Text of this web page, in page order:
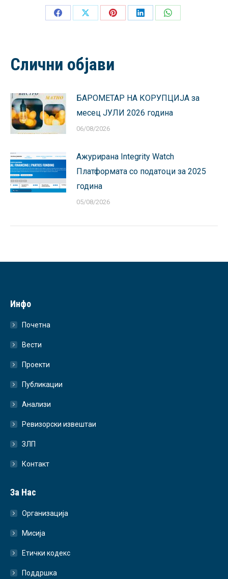
Share
Share
Share
Share
Share
Слични објави
БАРОМЕТАР НА КОРУПЦИЈА за
месец ЈУЛИ 2026 година
06/08/2026
Ажурирана Integrity Watch
Платформата со податоци за 2025
година
05/08/2026
Инфо
Почетна
Вести
Проекти
Публикации
Анализи
Ревизорски извештаи
ЗЛП
Контакт
За Нас
Организација
Мисија
Етички кодекс
Поддршка